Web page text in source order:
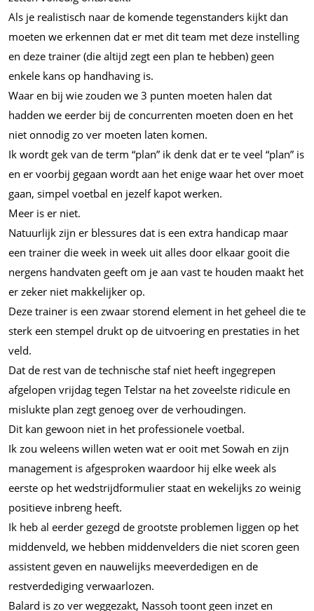
Als je realistisch naar de komende tegenstanders kijkt dan
moeten we erkennen dat er met dit team met deze instelling
en deze trainer (die altijd zegt een plan te hebben) geen
enkele kans op handhaving is.
Waar en bij wie zouden we 3 punten moeten halen dat
hadden we eerder bij de concurrenten moeten doen en het
niet onnodig zo ver moeten laten komen.
Ik wordt gek van de term “plan” ik denk dat er te veel “plan” is
en er voorbij gegaan wordt aan het enige waar het over moet
gaan, simpel voetbal en jezelf kapot werken.
Meer is er niet.
Natuurlijk zijn er blessures dat is een extra handicap maar
een trainer die week in week uit alles door elkaar gooit die
nergens handvaten geeft om je aan vast te houden maakt het
er zeker niet makkelijker op.
Deze trainer is een zwaar storend element in het geheel die te
sterk een stempel drukt op de uitvoering en prestaties in het
veld.
Dat de rest van de technische staf niet heeft ingegrepen
afgelopen vrijdag tegen Telstar na het zoveelste ridicule en
mislukte plan zegt genoeg over de verhoudingen.
Dit kan gewoon niet in het professionele voetbal.
Ik zou weleens willen weten wat er ooit met Sowah en zijn
management is afgesproken waardoor hij elke week als
eerste op het wedstrijdformulier staat en wekelijks zo weinig
positieve inbreng heeft.
Ik heb al eerder gezegd de grootste problemen liggen op het
middenveld, we hebben middenvelders die niet scoren geen
assistent geven en nauwelijks meeverdedigen en de
restverdediging verwaarlozen.
Balard is zo ver weggezakt, Nassoh toont geen inzet en